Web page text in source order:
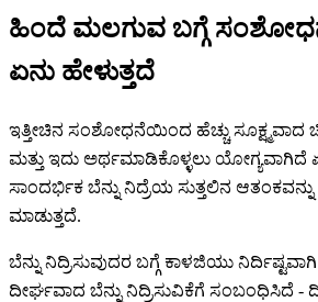
ಹಿಂದೆ ಮಲಗುವ ಬಗ್ಗೆ
ಏನು ಹೇಳುತ್ತದೆ
ಇತ್ತೀಚಿನ ಸಂಶೋಧನೆಯಿಂದ ಹೆಚ್ಚು ಸೂಕ್ಷ್ಮವಾದ
ಮತ್ತು ಇದು ಅರ್ಥಮಾಡಿಕೊಳ್ಳಲು ಯೋಗ್ಯವಾಗಿದೆ
ಸಾಂದರ್ಭಿಕ ಬೆನ್ನು ನಿದ್ರೆಯ ಸುತ್ತಲಿನ
ಮಾಡುತ್ತದೆ.
ಬೆನ್ನು ನಿದ್ರಿಸುವುದರ ಬಗ್ಗೆ ಕಾಳಜಿಯು
ದೀರ್ಘವಾದ ಬೆನ್ನು ನಿದ್ರಿಸುವಿಕೆಗೆ ಸಂಬಂಧಿಸಿದೆ